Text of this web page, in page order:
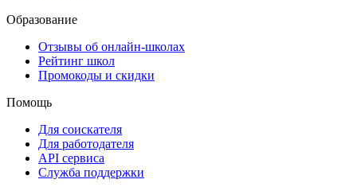
Образование
Отзывы об онлайн-школах
Рейтинг школ
Промокоды и скидки
Помощь
Для соискателя
Для работодателя
API сервиса
Служба поддержки